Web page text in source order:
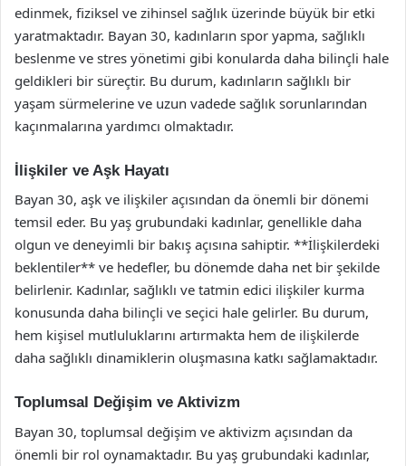
edinmek, fiziksel ve zihinsel sağlık üzerinde büyük bir etki
yaratmaktadır. Bayan 30, kadınların spor yapma, sağlıklı
beslenme ve stres yönetimi gibi konularda daha bilinçli hale
geldikleri bir süreçtir. Bu durum, kadınların sağlıklı bir
yaşam sürmelerine ve uzun vadede sağlık sorunlarından
kaçınmalarına yardımcı olmaktadır.
İlişkiler ve Aşk Hayatı
Bayan 30, aşk ve ilişkiler açısından da önemli bir dönemi
temsil eder. Bu yaş grubundaki kadınlar, genellikle daha
olgun ve deneyimli bir bakış açısına sahiptir. **İlişkilerdeki
beklentiler** ve hedefler, bu dönemde daha net bir şekilde
belirlenir. Kadınlar, sağlıklı ve tatmin edici ilişkiler kurma
konusunda daha bilinçli ve seçici hale gelirler. Bu durum,
hem kişisel mutluluklarını artırmakta hem de ilişkilerde
daha sağlıklı dinamiklerin oluşmasına katkı sağlamaktadır.
Toplumsal Değişim ve Aktivizm
Bayan 30, toplumsal değişim ve aktivizm açısından da
önemli bir rol oynamaktadır. Bu yaş grubundaki kadınlar,